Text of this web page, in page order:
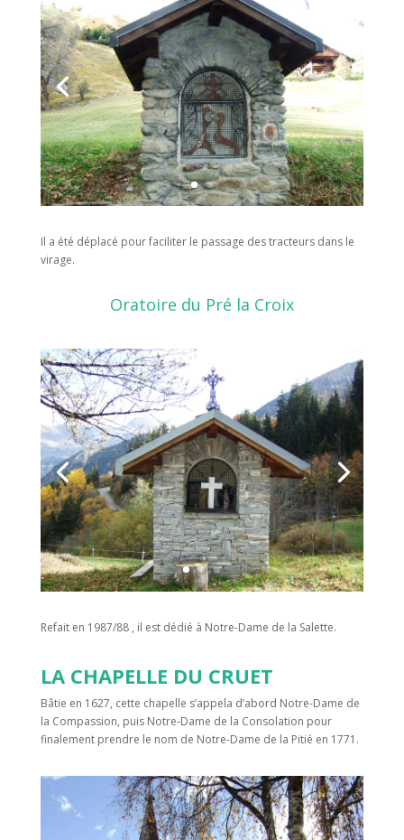
Il a été déplacé pour faciliter le passage des tracteurs dans le
virage.
Oratoire du Pré la Croix
Refait en 1987/88 , il est dédié à Notre-Dame de la Salette.
LA CHAPELLE DU CRUET
Bâtie en 1627, cette chapelle s’appela d’abord Notre-Dame de
la Compassion, puis Notre-Dame de la Consolation pour
finalement prendre le nom de Notre-Dame de la Pitié en 1771.